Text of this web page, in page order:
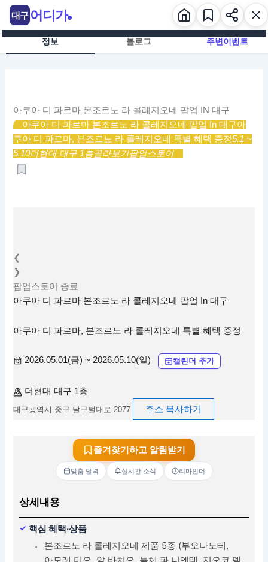
츠
정보 블로그 주변이벤트
아쿠아 디 파르마 본조르노 라 콜레지오네 팝업 IN 대구
아쿠아 디 파르마 본조르노 라 콜레지오네 팝업 In 대구아
쿠아 디 파르마, 본조르노 라 콜레지오네 특별 혜택 증정5.1 ~
5.10더현대 대구 1층골라보기팝업스토어
❮
❯
팝업스토어 종료
아쿠아 디 파르마 본조르노 라 콜레지오네 팝업 In 대구
아쿠아 디 파르마, 본조르노 라 콜레지오네 특별 혜택 증정
2026.05.01(금) ~ 2026.05.10(일) 캘린더 추가
더현대 대구 1층
대구광역시 중구 달구벌대로 2077 주소 복사하기
즐겨찾기하고 알림받기
맞춤 달력 실시간 소식 리마인더
상세내용
핵심 혜택·상품
본조르노 라 콜레지오네 제품 5종 (부오나노테,
아모레 미오, 알 바치오, 돌체 파 니엔테, 지오코 델
대구 어디가